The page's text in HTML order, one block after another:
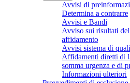
Avvisi di
Determina a contrarre
Avvisi e Bandi
Avviso sui risultati
affidamento
Avvisi sistema di
Affidamenti diretti di
somma urgenza e di
Informazioni ulteriori